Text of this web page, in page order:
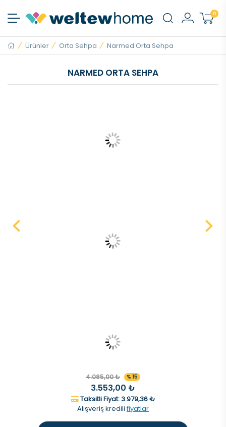
0
Ürünler Orta Sehpa Narmed Orta Sehpa
NARMED ORTA SEHPA
4.085,00 ₺ % 15
3.553,00 ₺
Taksitli Fiyat: 3.979,36 ₺
Alışveriş kredilifiyatlar